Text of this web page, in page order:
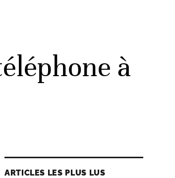
à
ARTICLES LES PLUS LUS